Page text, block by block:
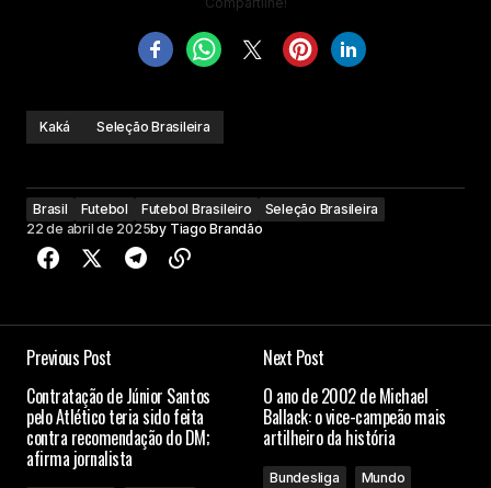
Kaká Seleção Brasileira
Brasil Futebol Futebol Brasileiro
Seleção Brasileira
22 de abril de 2025by Tiago Brandão
Previous Post
Contratação de Júnior Santos
pelo Atlético teria sido feita
contra recomendação do DM;
afirma jornalista
Next Post
O ano de 2002 de Michael
Ballack: o vice-campeão mais
artilheiro da história
Bundesliga
Mundo